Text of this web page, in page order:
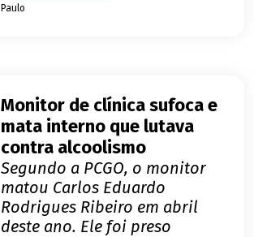
Paulo
Monitor de clínica sufoca e
mata interno que lutava
contra alcoolismo
Segundo a PCGO, o monitor
matou Carlos Eduardo
Rodrigues Ribeiro em abril
deste ano. Ele foi preso